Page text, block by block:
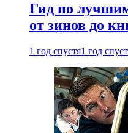
Гид по
от зинов до
1 год спустя1 год